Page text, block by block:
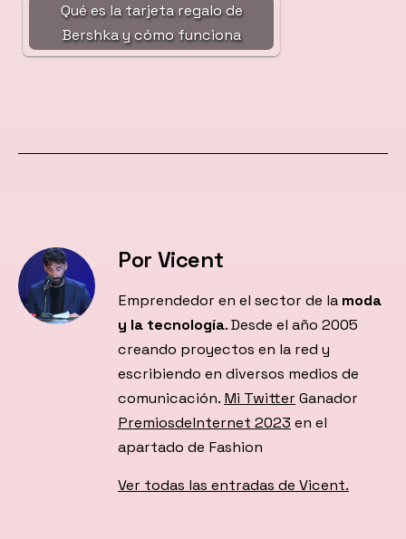
Qué es la tarjeta regalo de
Bershka y cómo funciona
Por Vicent
Emprendedor en el sector de la moda
y la tecnología. Desde el año 2005
creando proyectos en la red y
escribiendo en diversos medios de
comunicación. Mi Twitter Ganador
PremiosdeInternet 2023 en el
apartado de Fashion
Ver todas las entradas de Vicent.